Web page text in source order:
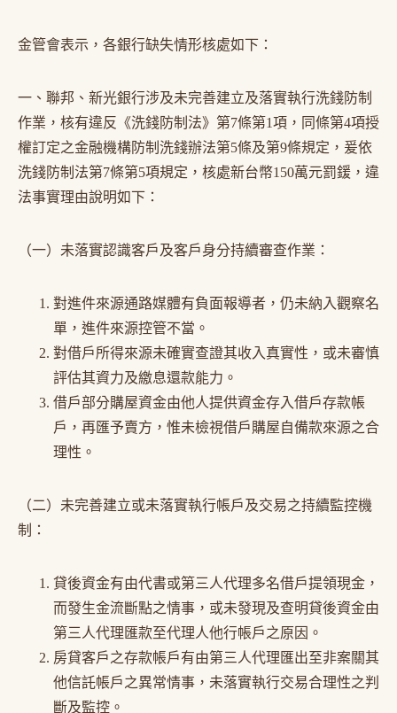
金管會表示，各銀行缺失情形核處如下：
一、聯邦、新光銀行涉及未完善建立及落實執行洗錢防制
作業，核有違反《洗錢防制法》第7條第1項，同條第4項授
權訂定之金融機構防制洗錢辦法第5條及第9條規定，爰依
洗錢防制法第7條第5項規定，核處新台幣150萬元罰鍰，違
法事實理由說明如下：
（一）未落實認識客戶及客戶身分持續審查作業：
對進件來源通路媒體有負面報導者，仍未納入觀察名
單，進件來源控管不當。
對借戶所得來源未確實查證其收入真實性，或未審慎
評估其資力及繳息還款能力。
借戶部分購屋資金由他人提供資金存入借戶存款帳
戶，再匯予賣方，惟未檢視借戶購屋自備款來源之合
理性。
（二）未完善建立或未落實執行帳戶及交易之持續監控機
制：
貸後資金有由代書或第三人代理多名借戶提領現金，
而發生金流斷點之情事，或未發現及查明貸後資金由
第三人代理匯款至代理人他行帳戶之原因。
房貸客戶之存款帳戶有由第三人代理匯出至非案關其
他信託帳戶之異常情事，未落實執行交易合理性之判
斷及監控。